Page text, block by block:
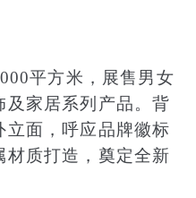
平方米，展售男女
及家居系列产品。背
立面，呼应品牌徽标
材质打造，奠定全新